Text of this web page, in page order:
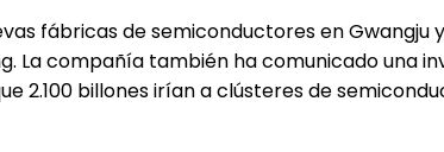
fábricas de semiconductores en Gwangju
La compañía también ha comunicado una
2.100 billones irían a clústeres de